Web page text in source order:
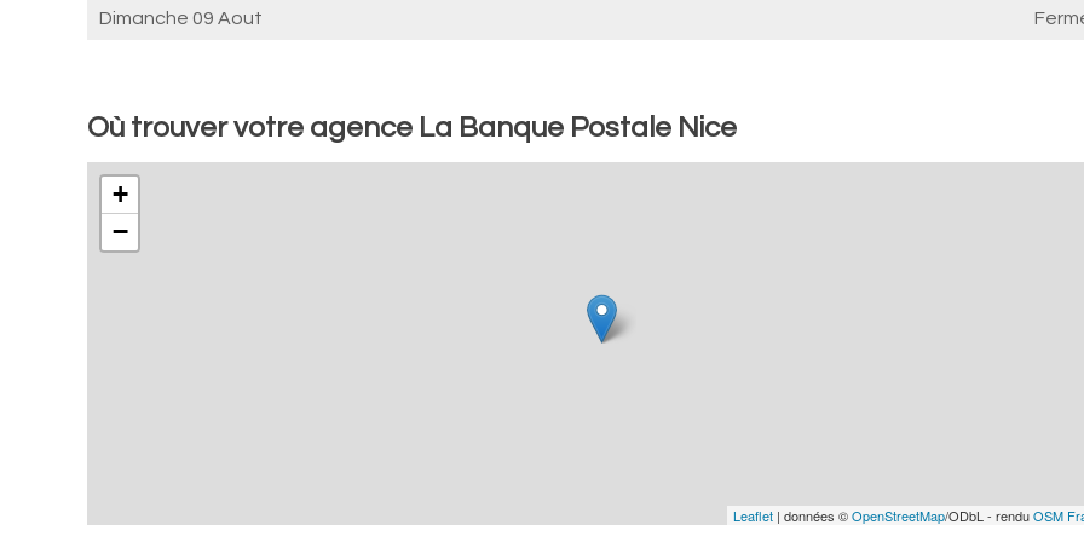
Dimanche 09 Aout
Où trouver votre agence La Banque Postale Nice
+
−
Leaflet | données ©OpenStreetMap/ODbL - renduOSM